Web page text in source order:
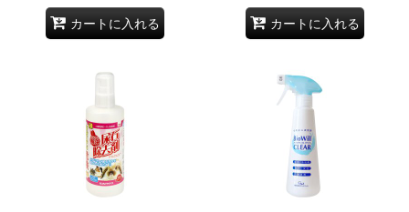
カートに入れる カートに入れる